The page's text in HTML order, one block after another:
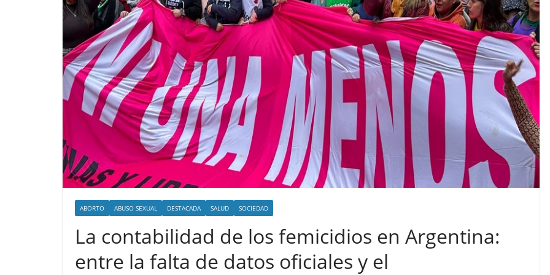
ABORTO ABUSO SEXUAL DESTACADA SALUD SOCIEDAD
La contabilidad de los femicidios en Argentina:
entre la falta de datos oficiales y el